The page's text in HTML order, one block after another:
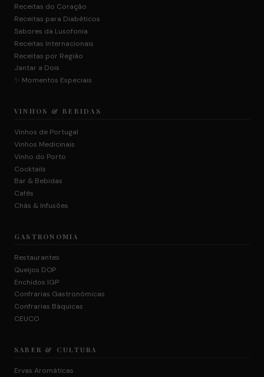
Receitas do Coração
Receitas para Diabéticos
Sabores da Lusofonia
Receitas Internacionais
Receitas por Região
Jantar a Dois
✨ Momentos Especiais
VINHOS & BEBIDAS
Vinhos de Portugal
Vinhos Medicinais
Vinho do Porto
Cocktails
Bar & Bebidas
Cafés
Chás & Infusões
GASTRONOMIA
Restaurantes
Queijos DOP
Enchidos IGP
Confrarias Gastronómicas
Confrarias Báquicas
CEUCO
SABER & CULTURA
Ervas Aromáticas